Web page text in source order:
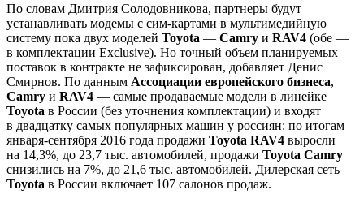
По словам Дмитрия Солодовникова, партнеры будут
устанавливать модемы с сим-картами в мультимедийную
систему пока двух моделей Toyota — Camry и RAV4 (обе —
в комплектации Exclusive). Но точный объем планируемых
поставок в контракте не зафиксирован, добавляет Денис
Смирнов. По данным Ассоциации европейского бизнеса,
Camry и RAV4 — самые продаваемые модели в линейке
Toyota в России (без уточнения комплектации) и входят
в двадцатку самых популярных машин у россиян: по итогам
января-сентября 2016 года продажи Toyota RAV4 выросли
на 14,3%, до 23,7 тыс. автомобилей, продажи Toyota Camry
снизились на 7%, до 21,6 тыс. автомобилей. Дилерская сеть
Toyota в России включает 107 салонов продаж.